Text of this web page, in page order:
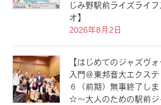
じみ野駅前ライズライフ
オ】
2026年8月2日
【はじめてのジャズヴ
入門＠東邦音大エクステ
６（前期）無事終了しま
☆〜大人のための駅前ジ